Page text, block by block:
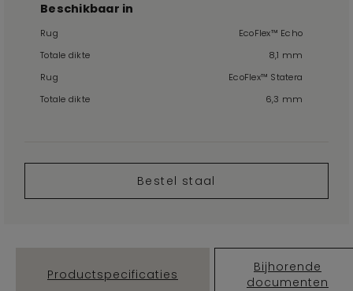
Beschikbaar in
Rug
EcoFlex™ Echo
Totale dikte
8,1 mm
Rug
EcoFlex™ Statera
Totale dikte
6,3 mm
Bestel staal
Productspecificaties
Bijhorende
documenten